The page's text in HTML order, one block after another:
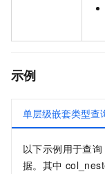
示例
单层级嵌套类型查
以下示例用于查询
据。其中